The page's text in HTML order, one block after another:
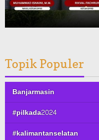
Topik Populer
Banjarmasin
#pilkada2024
#kalimantanselatan